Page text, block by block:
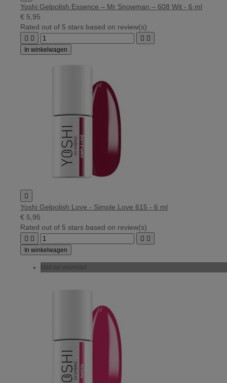
Yoshi Gelpolish Essence – Mr Snowman – 608 Wit - 6 ml
€ 5,95
Rated out of 5 stars based on review(s)
   
In winkelwagen

Yoshi Gelpolish Love - Simple Love 615 - 6 ml
€ 5,95
Rated out of 5 stars based on review(s)
   
In winkelwagen
Niet op voorraad